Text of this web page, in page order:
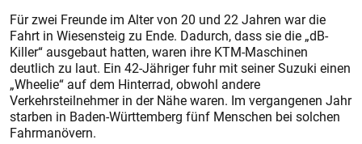
Für zwei Freunde im Alter von 20 und 22 Jahren war die
Fahrt in Wiesensteig zu Ende. Dadurch, dass sie die „dB-
Killer“ ausgebaut hatten, waren ihre KTM-Maschinen
deutlich zu laut. Ein 42-Jähriger fuhr mit seiner Suzuki einen
„Wheelie“ auf dem Hinterrad, obwohl andere
Verkehrsteilnehmer in der Nähe waren. Im vergangenen Jahr
starben in Baden-Württemberg fünf Menschen bei solchen
Fahrmanövern.